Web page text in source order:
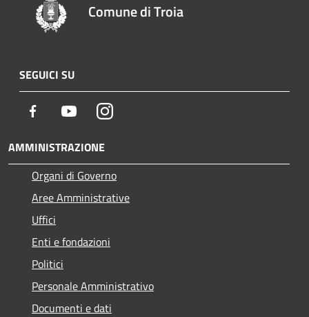
Comune di Troia
SEGUICI SU
Facebook YoutubeInstagram
AMMINISTRAZIONE
Organi di Governo
Aree Amministrative
Uffici
Enti e fondazioni
Politici
Personale Amministrativo
Documenti e dati